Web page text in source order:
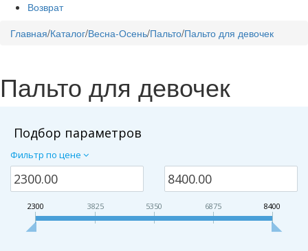
Возврат
Главная/Каталог/Весна-Осень/Пальто/Пальто для девочек
Пальто для девочек
Подбор параметров
Фильтр по цене
2300 3825 5350 6875 8400